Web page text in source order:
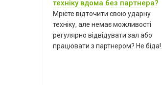
техніку вдома без партнера?
Мрієте відточити свою ударну
техніку, але немає можливості
регулярно відвідувати зал або
працювати з партнером? Не біда!...